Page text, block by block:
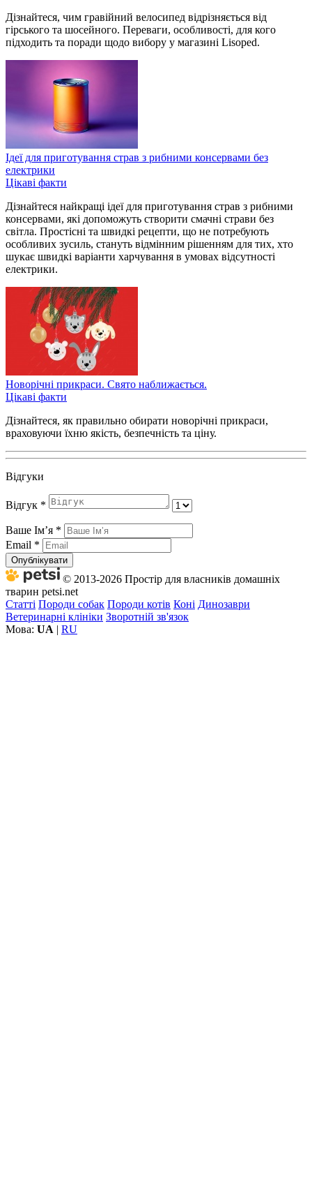
Дізнайтеся, чим гравійний велосипед відрізняється від
гірського та шосейного. Переваги, особливості, для кого
підходить та поради щодо вибору у магазині Lisoped.
Ідеї для приготування страв з рибними консервами без
електрики
Цікаві факти
Дізнайтеся найкращі ідеї для приготування страв з рибними
консервами, які допоможуть створити смачні страви без
світла. Простісні та швидкі рецепти, що не потребують
особливих зусиль, стануть відмінним рішенням для тих, хто
шукає швидкі варіанти харчування в умовах відсутності
електрики.
Новорічні прикраси. Свято наближається.
Цікаві факти
Дізнайтеся, як правильно обирати новорічні прикраси,
враховуючи їхню якість, безпечність та ціну.
Відгуки
Відгук *
Ваше Імʼя *
Email *
Опублікувати
© 2013-2026 Простір для власників домашніх
тварин petsi.net
Статті Породи собак Породи котів Коні Динозаври
Ветеринарні клініки Зворотній зв'язок
Мова: UA | RU